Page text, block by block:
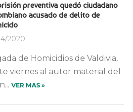
preventiva quedó ciudadano
acusado de delito de
2020
de Homicidios de Valdivia,
viernes al autor material del
VER MAS »